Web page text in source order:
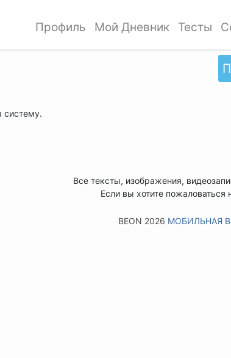
Профиль Мой Дневник Тесты
систему.
Все тексты, изображения,
Если вы хотите
BEON 2026 МОБИЛЬНАЯ